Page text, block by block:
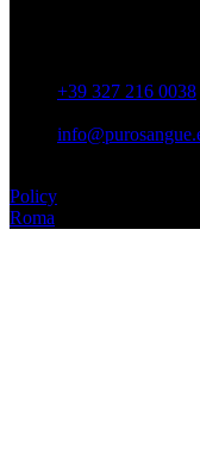
+39 327 216 0038
Policy
Roma